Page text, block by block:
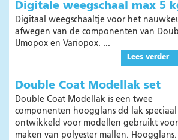
Digitale weegschaal max 5
Digitaal weegschaaltje voor het
afwegen van de componenten van
IJmopox en Variopox. ...
Lees verder
Double Coat Modellak set
Double Coat Modellak is een twee
componenten hoogglans dd lak speciaal
ontwikkeld voor modellen gebruikt
maken van polyester mallen. Hoogglans.